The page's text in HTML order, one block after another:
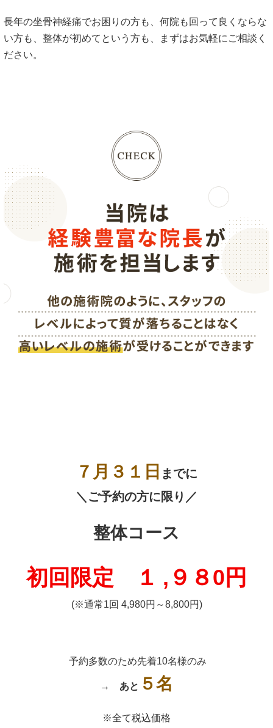
長年の坐骨神経痛でお困りの方も、何院も回って良くならな
い方も、整体が初めてという方も、まずはお気軽にご相談く
ださい。
７月３１ 日 までに
＼ご予約の方に限り／
整体コース
初回限定 １ ,９８0円
(※通常1回 4,980円～8,800円)
予約多数のため先着10名様のみ
→ あと ５名
※全て税込価格